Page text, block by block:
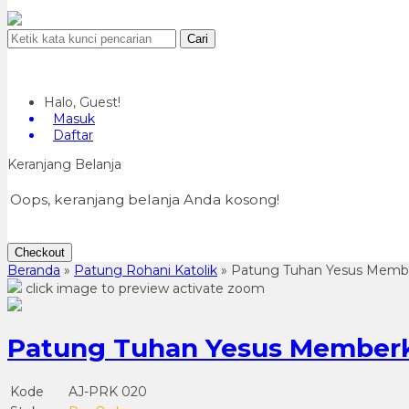
Cari
Halo, Guest!
Masuk
Daftar
Keranjang Belanja
Oops, keranjang belanja Anda kosong!
Checkout
Beranda » Patung Rohani Katolik » Patung Tuhan Yesus
click image to preview activate zoom
Patung Tuhan Yesus
Kode
AJ-PRK 020